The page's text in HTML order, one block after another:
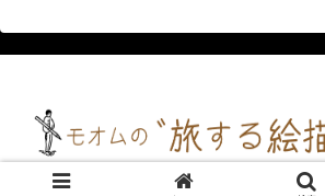
© 2022 モオム自画自賛.